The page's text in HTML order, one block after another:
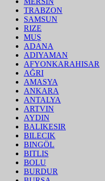
TRABZON
SAMSUN
RIZE
MUŞ
ADANA
ADIYAMAN
AFYONKARAHISAR
AĞRI
AMASYA
ANKARA
ANTALYA
ARTVIN
AYDIN
BALIKESIR
BILECIK
BINGÖL
BITLIS
BOLU
BURDUR